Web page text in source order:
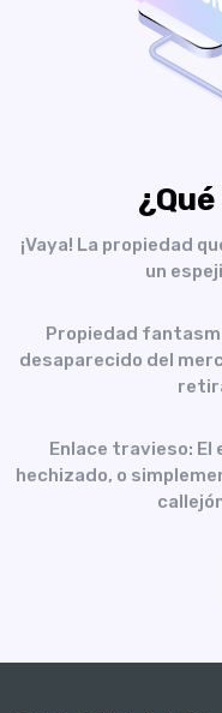
¡Vaya! La propiedad
un
Propiedad
desaparecido del
Enlace travieso: El
hechizado, o